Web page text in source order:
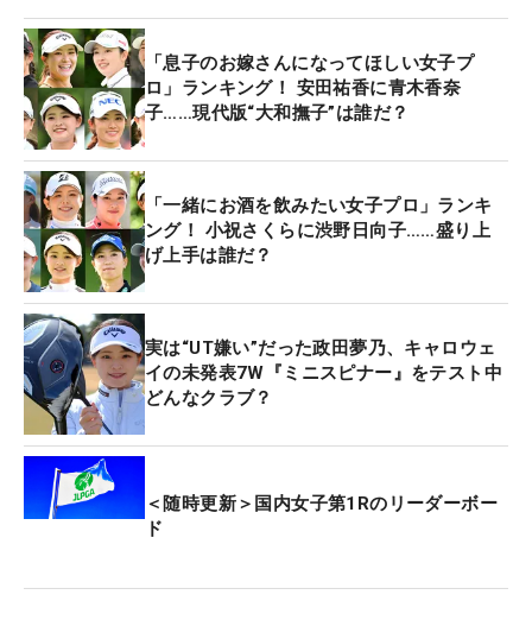
「息子のお嫁さんになってほしい女子プ
ロ」ランキング！ 安田祐香に青木香奈
子……現代版“大和撫子”は誰だ？
「一緒にお酒を飲みたい女子プロ」ランキ
ング！ 小祝さくらに渋野日向子……盛り上
げ上手は誰だ？
実は“UT嫌い”だった政田夢乃、キャロウェ
イの未発表7W『ミニスピナー』をテスト中
どんなクラブ？
＜随時更新＞国内女子第1Rのリーダーボー
ド